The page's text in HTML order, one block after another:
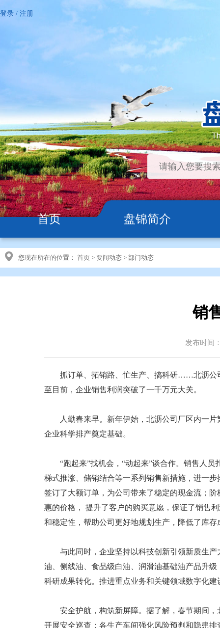
登录 / 注册
首页 盘锦简介
您现在所在的位置： 首页 > 要闻动态 > 部门动态
销
发布时间
抓订单、拓销路、忙生产、搞科研……北沥公司
至目前，企业销售利润突破了一千万元大关。
人勤春来早。新年伊始，北沥公司厂区内一片
企业科学排产奠定基础。
“跑起来”找机会，“动起来”谈合作。销售人员
梯式推涨、储销结合等一系列销售新措施，进一
签订了大额订单，为公司带来了稳定的现金流；
惠的价格， 提升了客户的购买意愿，保证了销售
和稳定性，帮助公司更好地规划生产，降低了库存
与此同时，企业坚持以科技创新引领新质生产
油、侧线油、食品级白油、润滑油基础油产品升
科研成果转化。推进重点业务和关键领域数字化
安全护航，构筑新屏障。据了解，春节期间，
开展安全巡查；各生产车间强化风险预判和隐患